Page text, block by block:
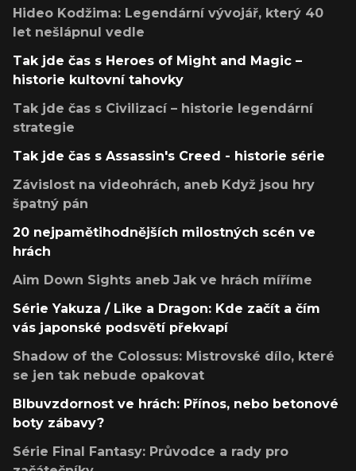
Hideo Kodžima: Legendární vývojář, který 40
let nešlápnul vedle
Tak jde čas s Heroes of Might and Magic –
historie kultovní tahovky
Tak jde čas s Civilizací – historie legendární
strategie
Tak jde čas s Assassin's Creed - historie série
Závislost na videohrách, aneb Když jsou hry
špatný pán
20 nejpamětihodnějších milostných scén ve
hrách
Aim Down Sights aneb Jak ve hrách míříme
Série Yakuza / Like a Dragon: Kde začít a čím
vás japonské podsvětí překvapí
Shadow of the Colossus: Mistrovské dílo, které
se jen tak nebude opakovat
Blbuvzdornost ve hrách: Přínos, nebo betonové
boty zábavy?
Série Final Fantasy: Průvodce a rady pro